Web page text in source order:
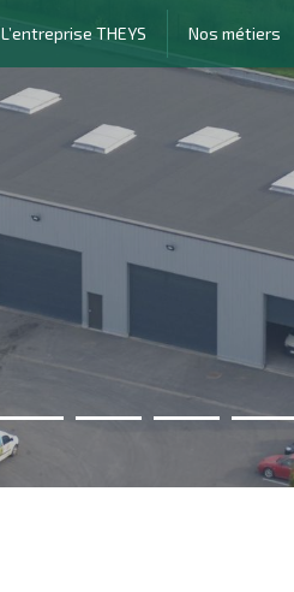
L’entreprise THEYS Nos métiers